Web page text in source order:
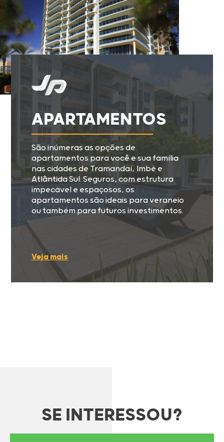
APARTAMENTOS
São inúmeras as opções de
apartamentos para você e sua família
nas cidades de Tramandaí, Imbé e
Atlântida Sul. Seguros, com estrutura
impecável e espaçosos, os
apartamentos são ideais para veraneio
ou também para futuros investimentos.
Veja mais
SE INTERESSOU?